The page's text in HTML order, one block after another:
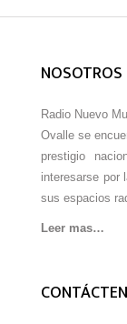
NOSOTROS
Radio Nuevo
Ovalle se
prestigio
interesarse por
sus espacios
Leer mas…